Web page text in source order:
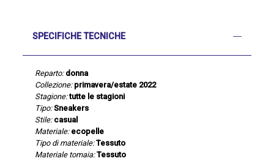
SPECIFICHE TECNICHE
Reparto: donna
Collezione: primavera/estate 2022
Stagione: tutte le stagioni
Tipo: Sneakers
Stile: casual
Materiale: ecopelle
Tipo di materiale: Tessuto
Materiale tomaia: Tessuto